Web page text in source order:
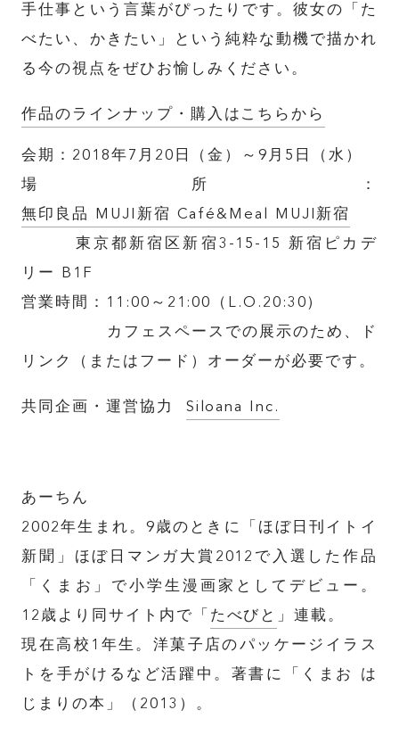
TOP
ABOUT
手仕事という言葉がぴったりです。彼女の「た
べたい、かきたい」という純粋な動機で描かれ
る今の視点をぜひお愉しみください。
作品のラインナップ・購入はこちらから
会期：2018年7月20日（金）～9月5日（水）
場所：
無印良品 MUJI新宿 Café&Meal MUJI新宿
東京都新宿区新宿3-15-15 新宿ピカデ
リー B1F
営業時間：11:00～21:00（L.O.20:30）
カフェスペースでの展示のため、ド
リンク（またはフード）オーダーが必要です。
共同企画・運営協力 Siloana Inc.
あーちん
2002年生まれ。9歳のときに「ほぼ日刊イトイ
新聞」ほぼ日マンガ大賞2012で入選した作品
「くまお」で小学生漫画家としてデビュー。
12歳より同サイト内で「 たべびと
」連載。
現在高校1年生。洋菓子店のパッケージイラス
トを手がけるなど活躍中。著書に「くまお は
じまりの本」（2013）。